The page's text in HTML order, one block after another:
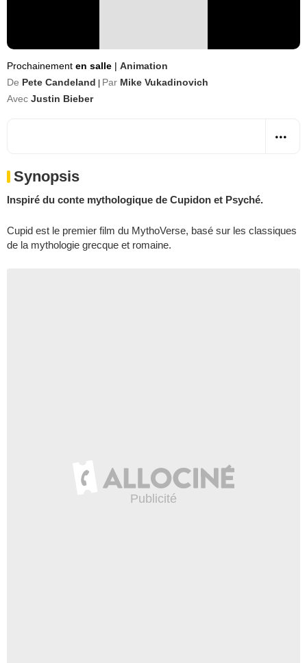
Prochainement en salle | Animation
De Pete Candeland Par Mike Vukadinovich
Avec Justin Bieber
Synopsis
Inspiré du conte mythologique de Cupidon et Psyché.
Cupid est le premier film du MythoVerse, basé sur les classiques
de la mythologie grecque et romaine.